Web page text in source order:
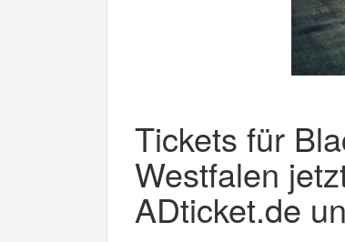
Tickets für
Westfalen
ADticket.de